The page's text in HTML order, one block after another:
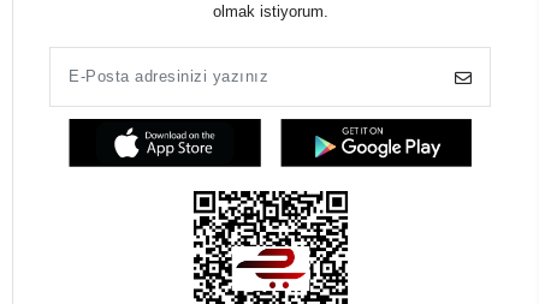
olmak istiyorum.